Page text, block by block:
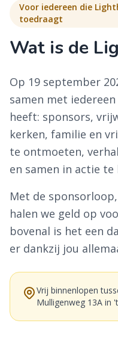
Voor iedereen die
toedraagt
Wat is de
Op 19 september
samen met
heeft: sponsors,
kerken, familie en
te ontmoeten,
en samen in actie te
Met de
halen we geld op
bovenal is het een
er dankzij jou
Vrij binnenlopen
Mulligenweg 13A in